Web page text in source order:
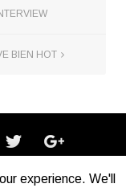
BIEN HOT
experience. We'll